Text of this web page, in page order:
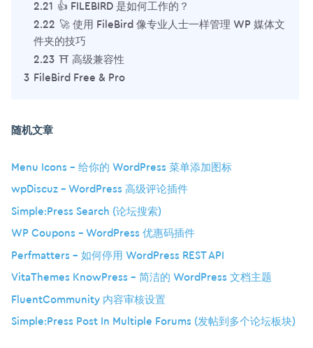
2.21
👍 FILEBIRD 是如何工作的？
2.22 🚀 使用 FileBird 像专业人士一样管理 WP 媒体文
件夹的技巧
2.23 ⛩️ 高级兼容性
3 FileBird Free & Pro
随机文章
Menu Icons – 给你的 WordPress 菜单添加图标
wpDiscuz – WordPress 高级评论插件
Simple:Press Search (论坛搜索)
WP Coupons – WordPress 优惠码插件
Perfmatters – 如何停用 WordPress REST API
VitaThemes KnowPress – 简洁的 WordPress 文档主题
FluentCommunity 内容审核设置
Simple:Press Post In Multiple Forums (发帖到多个论坛板块)